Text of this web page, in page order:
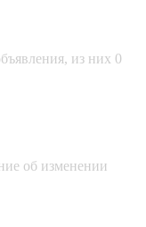
из них 0
об изменении